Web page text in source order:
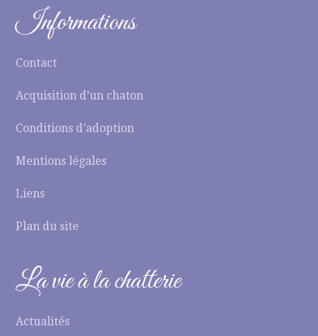
Informations
Contact
Acquisition d’un chaton
Conditions d’adoption
Mentions légales
Liens
Plan du site
La vie à la chatterie
Actualités